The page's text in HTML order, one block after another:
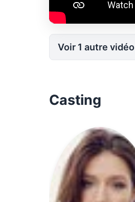
Voir 1 autre vidéo
Casting